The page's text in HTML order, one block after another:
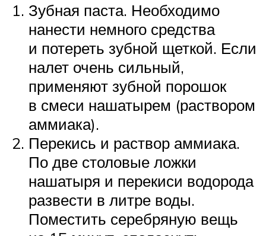
Зубная паста. Необходимо
нанести немного средства
и потереть зубной щеткой. Если
налет очень сильный,
применяют зубной порошок
в смеси нашатырем (раствором
аммиака).
Перекись и раствор аммиака.
По две столовые ложки
нашатыря и перекиси водорода
развести в литре воды.
Поместить серебряную вещь